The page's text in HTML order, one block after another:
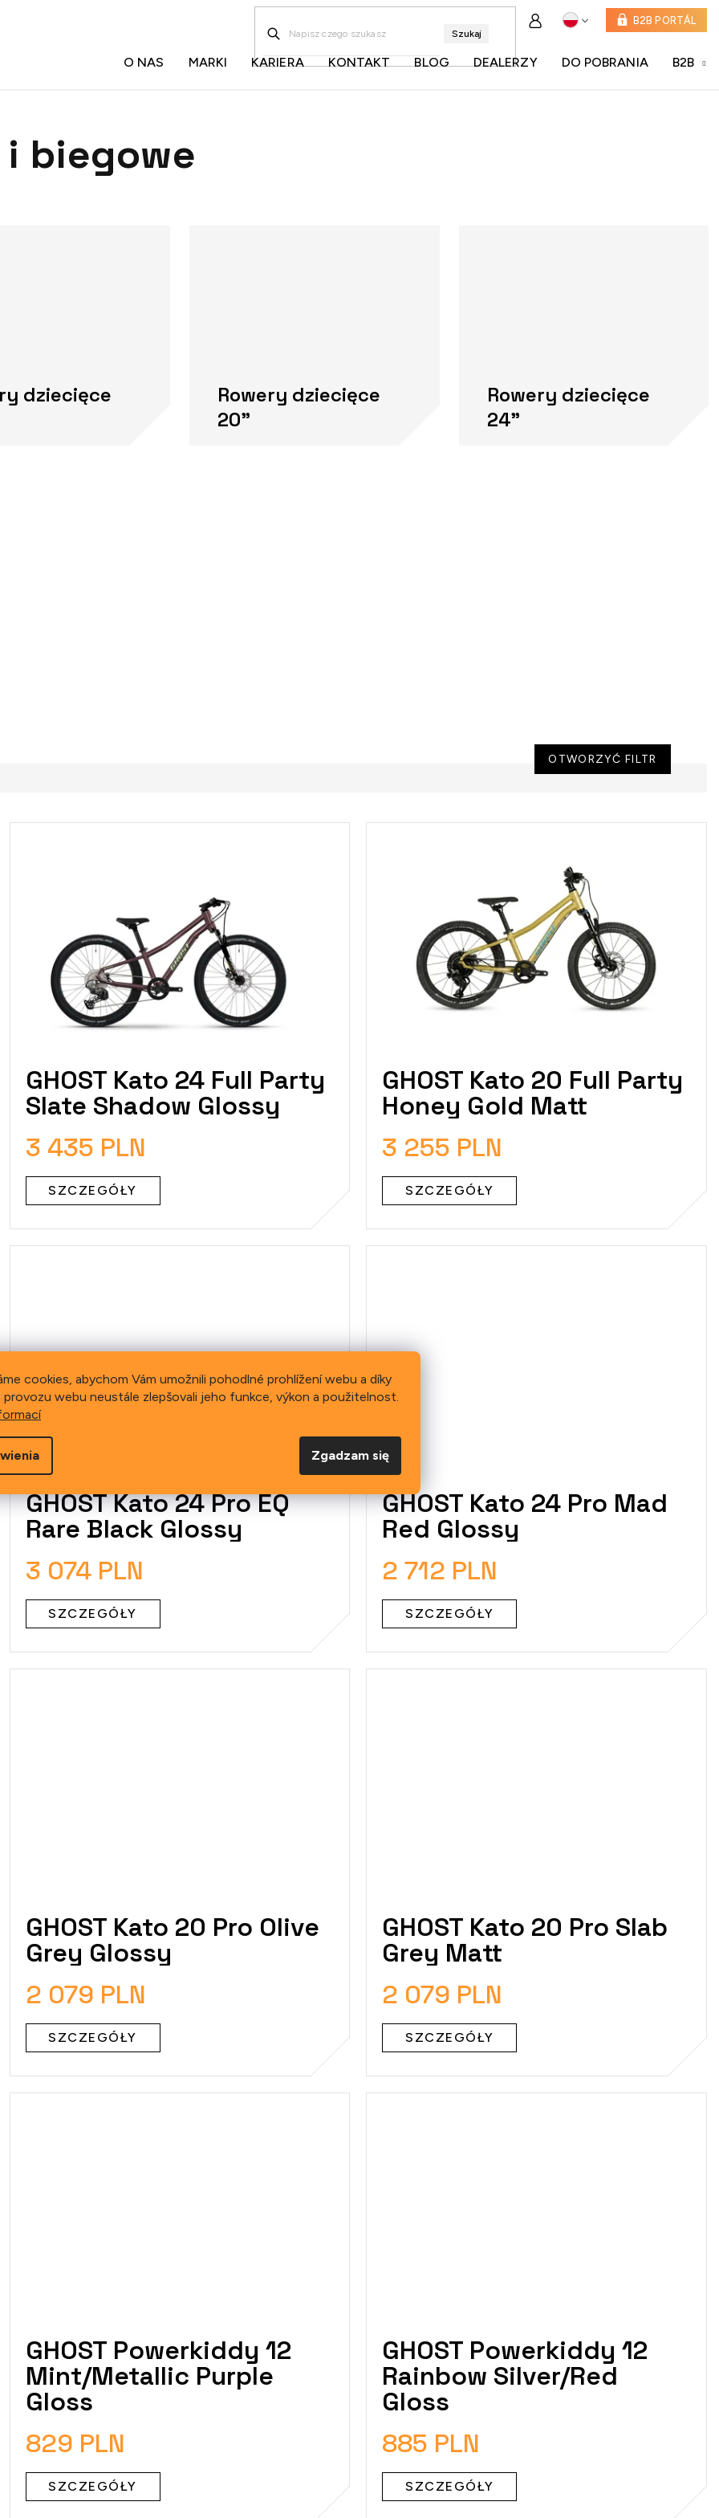
cookies, abychom Vám umožnili pohodlné prohlížení webu a díky
provozu webu neustále zlepšovali jeho funkce, výkon a použitelnost.
Zgadzam się
Szukaj
B2B PORTÁL
O NAS MARKI KARIERA KONTAKT BLOG DEALERZY DO POBRANIA B2B
biegowe
dziecięce
Rowery dziecięce
20"
Rowery dziecięce
24"
OTWORZYĆ FILTR
GHOST Kato 24 Full Party
Slate Shadow Glossy
3 435 PLN
SZCZEGÓŁY
GHOST Kato 20 Full Party
Honey Gold Matt
3 255 PLN
SZCZEGÓŁY
GHOST Kato 24 Pro EQ
Rare Black Glossy
3 074 PLN
SZCZEGÓŁY
GHOST Kato 24 Pro Mad
Red Glossy
2 712 PLN
SZCZEGÓŁY
GHOST Kato 20 Pro Olive
Grey Glossy
2 079 PLN
SZCZEGÓŁY
GHOST Kato 20 Pro Slab
Grey Matt
2 079 PLN
SZCZEGÓŁY
GHOST Powerkiddy 12
Mint/Metallic Purple
Gloss
829 PLN
SZCZEGÓŁY
GHOST Powerkiddy 12
Rainbow Silver/Red
Gloss
885 PLN
SZCZEGÓŁY